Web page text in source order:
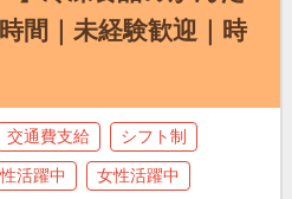
間｜未経験歓迎｜時
交通費支給 シフト制
活躍中 女性活躍中